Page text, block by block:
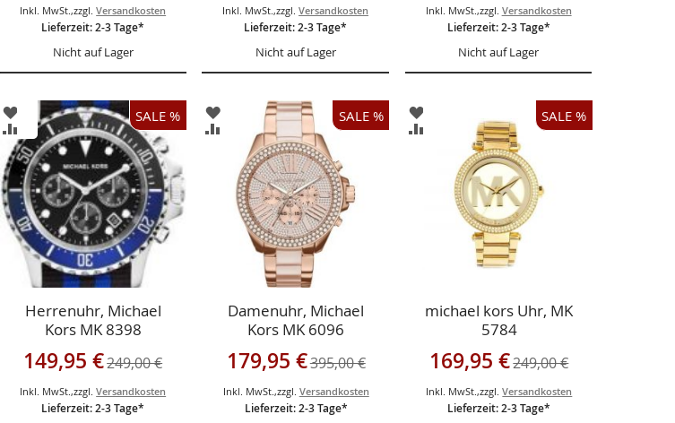
Inkl. MwSt.,zzgl.Versandkosten
Lieferzeit: 2-3 Tage*
Nicht auf Lager
Inkl. MwSt.,zzgl.Versandkosten
Lieferzeit: 2-3 Tage*
Nicht auf Lager
Inkl. MwSt.,zzgl. Versandkosten
Lieferzeit: 2-3 Tage*
Nicht auf Lager
ZUR
WUNSCHLISTE
HINZUFÜGEN
ZUR
VERGLEICHSLISTE
HINZUFÜGEN
SALE %
Herrenuhr, Michael
Kors MK 8398
Sonderangebot
149,95 €249,00 €
Inkl. MwSt.,zzgl.Versandkosten
Lieferzeit: 2-3 Tage*
ZUR
WUNSCHLISTE
HINZUFÜGEN
ZUR
VERGLEICHSLISTE
HINZUFÜGEN
SALE %
Damenuhr, Michael
Kors MK 6096
Sonderangebot
179,95 €395,00 €
Inkl. MwSt. ,zzgl. Versandkosten
Lieferzeit: 2-3 Tage*
ZUR
WUNSCHLISTE
HINZUFÜGEN
ZUR
VERGLEICHSLISTE
HINZUFÜGEN
SALE %
michael kors Uhr, MK
5784
Sonderangebot
169,95 €249,00 €
Inkl. MwSt.,zzgl.Versandkosten
Lieferzeit: 2-3 Tage*